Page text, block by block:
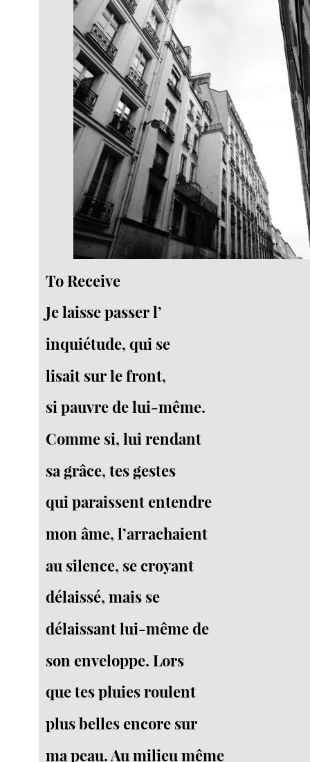
To Receive
Je laisse passer l’
inquiétude, qui se
lisait sur le front,
si pauvre de lui-même.
Comme si, lui rendant
sa grâce, tes gestes
qui paraissent entendre
mon âme, l’arrachaient
au silence, se croyant
délaissé, mais se
délaissant lui-même de
son enveloppe. Lors
que tes pluies roulent
plus belles encore sur
ma peau. Au milieu même